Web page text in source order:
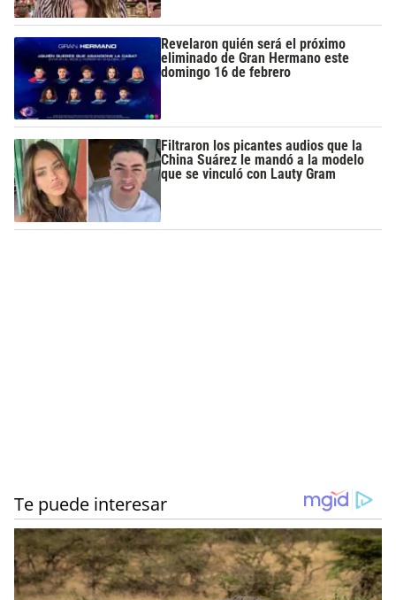
Revelaron quién será el próximo
eliminado de Gran Hermano este
domingo 16 de febrero
Filtraron los picantes audios que la
China Suárez le mandó a la modelo
que se vinculó con Lauty Gram